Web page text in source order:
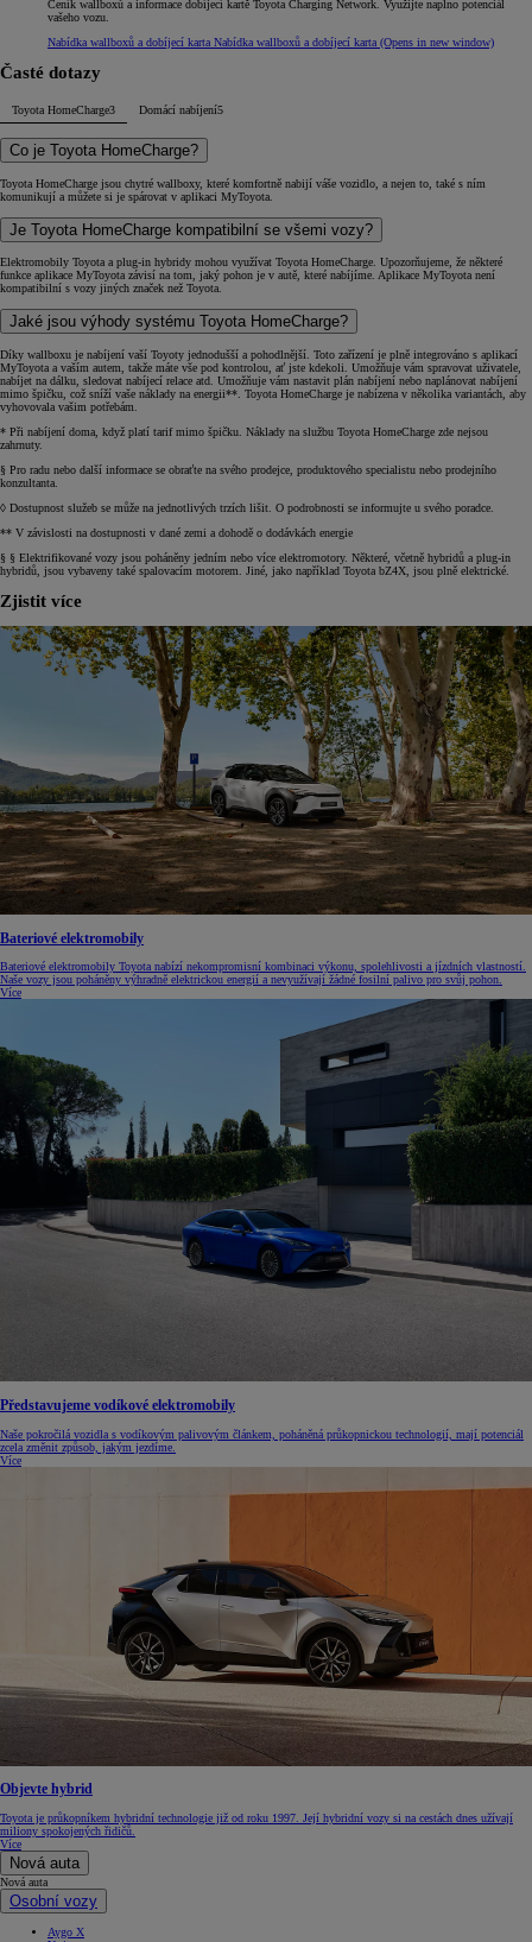
Ceník wallboxů a informace dobíjecí kartě Toyota Charging Network. Využijte naplno potenciál
vašeho vozu.
Nabídka wallboxů a dobíjecí karta Nabídka wallboxů a dobíjecí karta (Opens in new window)
Časté dotazy
Toyota HomeCharge3 Domácí nabíjení5
Co je Toyota HomeCharge?
Toyota HomeCharge jsou chytré wallboxy, které komfortně nabijí váše vozidlo, a nejen to, také s ním
komunikují a můžete si je spárovat v aplikaci MyToyota.
Je Toyota HomeCharge kompatibilní se všemi vozy?
Elektromobily Toyota a plug-in hybridy mohou využívat Toyota HomeCharge. Upozorňujeme, že některé
funkce aplikace MyToyota závisí na tom, jaký pohon je v autě, které nabíjíme. Aplikace MyToyota není
kompatibilní s vozy jiných značek než Toyota.
Jaké jsou výhody systému Toyota HomeCharge?
Díky wallboxu je nabíjení vaší Toyoty jednodušší a pohodlnější. Toto zařízení je plně integrováno s aplikací
MyToyota a vaším autem, takže máte vše pod kontrolou, ať jste kdekoli. Umožňuje vám spravovat uživatele,
nabíjet na dálku, sledovat nabíjecí relace atd. Umožňuje vám nastavit plán nabíjení nebo naplánovat nabíjení
mimo špičku, což sníží vaše náklady na energii**. Toyota HomeCharge je nabízena v několika variantách, aby
vyhovovala vašim potřebám.
* Při nabíjení doma, když platí tarif mimo špičku. Náklady na službu Toyota HomeCharge zde nejsou
zahrnuty.
§ Pro radu nebo další informace se obraťte na svého prodejce, produktového specialistu nebo prodejního
konzultanta.
◊ Dostupnost služeb se může na jednotlivých trzích lišit. O podrobnosti se informujte u svého poradce.
** V závislosti na dostupnosti v dané zemi a dohodě o dodávkách energie
§ § Elektrifikované vozy jsou poháněny jedním nebo více elektromotory. Některé, včetně hybridů a plug-in
hybridů, jsou vybaveny také spalovacím motorem. Jiné, jako například Toyota bZ4X, jsou plně elektrické.
Zjistit více
Bateriové elektromobily
Bateriové elektromobily Toyota nabízí nekompromisní kombinaci výkonu, spolehlivosti a jízdních vlastností.
Naše vozy jsou poháněny výhradně elektrickou energií a nevyužívají žádné fosilní palivo pro svůj pohon.
Více
Představujeme vodíkové elektromobily
Naše pokročilá vozidla s vodíkovým palivovým článkem, poháněná průkopnickou technologií, mají potenciál
zcela změnit způsob, jakým jezdíme.
Více
Objevte hybrid
Toyota je průkopníkem hybridní technologie již od roku 1997. Její hybridní vozy si na cestách dnes užívají
miliony spokojených řidičů.
Více
Nová auta
Nová auta
Osobní vozy
Aygo X